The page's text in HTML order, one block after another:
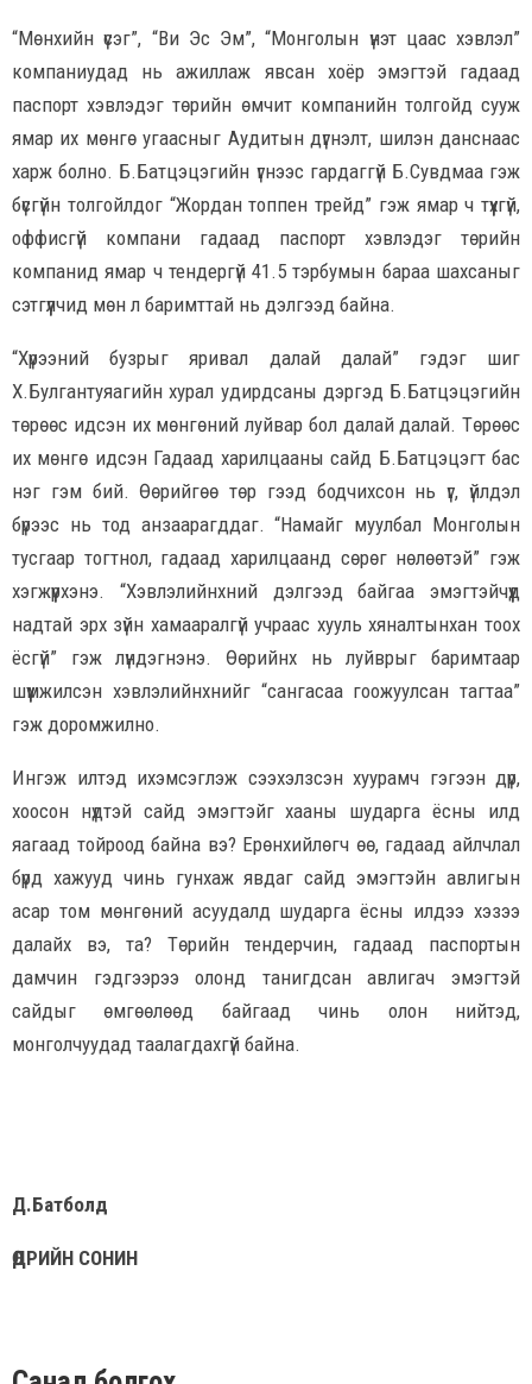
“Мөнхийн үсэг”, “Ви Эс Эм”, “Монголын үнэт цаас хэвлэл”
компаниудад нь ажиллаж явсан хоёр эмэгтэй гадаад
паспорт хэвлэдэг төрийн өмчит компанийн толгойд сууж
ямар их мөнгө угаасныг Аудитын дүгнэлт, шилэн данснаас
харж болно. Б.Батцэцэгийн үгнээс гардаггүй Б.Сувдмаа гэж
бүсгүйн толгойлдог “Жордан топпен трейд” гэж ямар ч түүхгүй,
оффисгүй компани гадаад паспорт хэвлэдэг төрийн
компанид ямар ч тендергүй 41.5 тэрбумын бараа шахсаныг
сэтгүүлчид мөн л баримттай нь дэлгээд байна.
“Хүрээний бузрыг яривал далай далай” гэдэг шиг
Х.Булгантуяагийн хурал удирдсаны дэргэд Б.Батцэцэгийн
төрөөс идсэн их мөнгөний луйвар бол далай далай. Төрөөс
их мөнгө идсэн Гадаад харилцааны сайд Б.Батцэцэгт бас
нэг гэм бий. Өөрийгөө төр гээд бодчихсон нь үг, үйлдэл
бүрээс нь тод анзаарагддаг. “Намайг муулбал Монголын
тусгаар тогтнол, гадаад харилцаанд сөрөг нөлөөтэй” гэж
хэгжүүрхэнэ. “Хэвлэлийнхний дэлгээд байгаа эмэгтэйчүүд
надтай эрх зүйн хамааралгүй учраас хууль хяналтынхан тоох
ёсгүй” гэж лүндэгнэнэ. Өөрийнх нь луйврыг баримтаар
шүүмжилсэн хэвлэлийнхнийг “сангасаа гоожуулсан тагтаа”
гэж доромжилно.
Ингэж илтэд ихэмсэглэж сээхэлзсэн хуурамч гэгээн дүр,
хоосон нүдтэй сайд эмэгтэйг хааны шударга ёсны илд
яагаад тойроод байна вэ? Ерөнхийлөгч өө, гадаад айлчлал
бүрд хажууд чинь гунхаж явдаг сайд эмэгтэйн авлигын
асар том мөнгөний асуудалд шударга ёсны илдээ хэзээ
далайх вэ, та? Төрийн тендерчин, гадаад паспортын
дамчин гэдгээрээ олонд танигдсан авлигач эмэгтэй
сайдыг өмгөөлөөд байгаад чинь олон нийтэд,
монголчуудад таалагдахгүй байна.
Д.Батболд
ӨДРИЙН СОНИН